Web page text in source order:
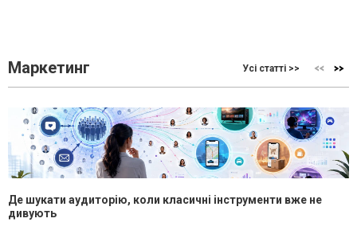
Маркетинг Усі статті >>
Де шукати аудиторію, коли класичні інструменти вже не
дивують